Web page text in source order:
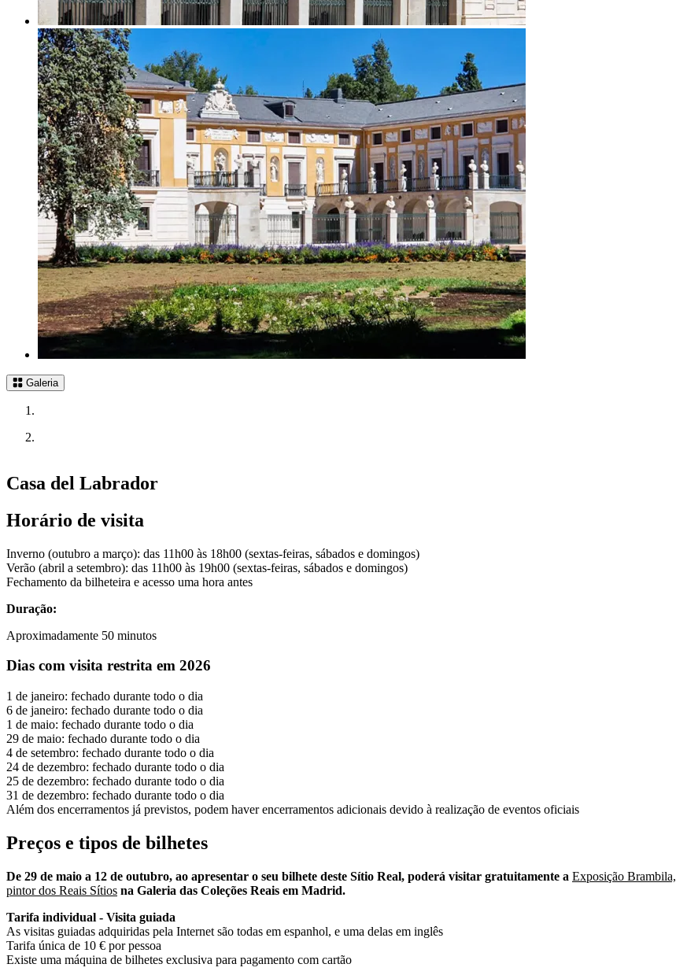
Galeria
Casa del Labrador
Horário de visita
Inverno (outubro a março): das 11h00 às 18h00 (sextas-feiras, sábados e domingos)
Verão (abril a setembro): das 11h00 às 19h00 (sextas-feiras, sábados e domingos)
Fechamento da bilheteira e acesso uma hora antes
Duração:
Aproximadamente 50 minutos
Dias com visita restrita em 2026
1 de janeiro: fechado durante todo o dia
6 de janeiro: fechado durante todo o dia
1 de maio: fechado durante todo o dia
29 de maio: fechado durante todo o dia
4 de setembro: fechado durante todo o dia
24 de dezembro: fechado durante todo o dia
25 de dezembro: fechado durante todo o dia
31 de dezembro: fechado durante todo o dia
Além dos encerramentos já previstos, podem haver encerramentos adicionais devido à realização de eventos oficiais
Preços e tipos de bilhetes
De 29 de maio a 12 de outubro, ao apresentar o seu bilhete deste Sítio Real, poderá visitar gratuitamente a Exposição Brambila,
pintor dos Reais Sítios na Galeria das Coleções Reais em Madrid.
Tarifa individual - Visita guiada
As visitas guiadas adquiridas pela Internet são todas em espanhol, e uma delas em inglês
Tarifa única de 10 € por pessoa
Existe uma máquina de bilhetes exclusiva para pagamento com cartão